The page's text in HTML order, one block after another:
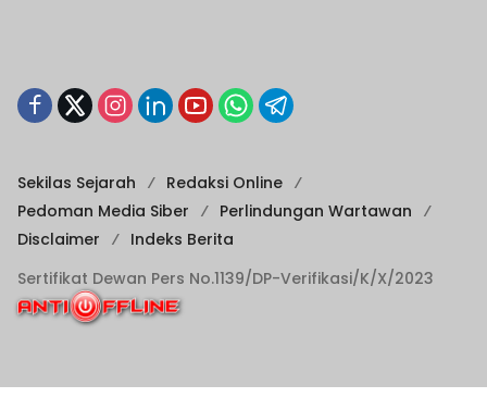
Sekilas Sejarah
Redaksi Online
Pedoman Media Siber
Perlindungan Wartawan
Disclaimer
Indeks Berita
Sertifikat Dewan Pers No.1139/DP-Verifikasi/K/X/2023